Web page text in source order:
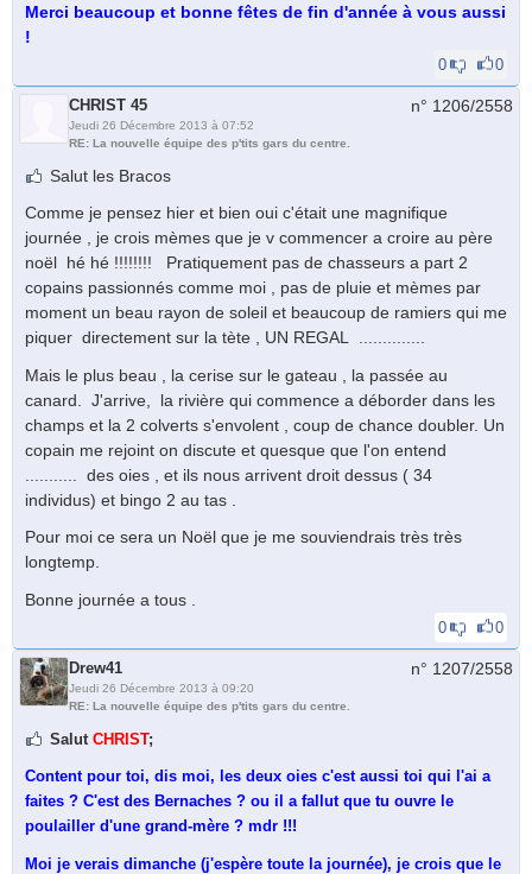
Merci beaucoup et bonne fêtes de fin d'année à vous aussi
!
0 0
CHRIST 45
Jeudi 26 Décembre 2013 à 07:52
RE: La nouvelle équipe des p'tits gars du centre.
n° 1206/2558
Salut les Bracos
Comme je pensez hier et bien oui c'était une magnifique
journée , je crois mèmes que je v commencer a croire au père
noël hé hé !!!!!!!! Pratiquement pas de chasseurs a part 2
copains passionnés comme moi , pas de pluie et mèmes par
moment un beau rayon de soleil et beaucoup de ramiers qui me
piquer directement sur la tète , UN REGAL ..............
Mais le plus beau , la cerise sur le gateau , la passée au
canard. J'arrive, la rivière qui commence a déborder dans les
champs et la 2 colverts s'envolent , coup de chance doubler. Un
copain me rejoint on discute et quesque que l'on entend
........... des oies , et ils nous arrivent droit dessus ( 34
individus) et bingo 2 au tas .
Pour moi ce sera un Noël que je me souviendrais très très
longtemp.
Bonne journée a tous .
0 0
Drew41
Jeudi 26 Décembre 2013 à 09:20
RE: La nouvelle équipe des p'tits gars du centre.
n° 1207/2558
Salut CHRIST;
Content pour toi, dis moi, les deux oies c'est aussi toi qui l'ai a
faites ? C'est des Bernaches ? ou il a fallut que tu ouvre le
poulailler d'une grand-mère ? mdr !!!
Moi je verais dimanche (j'espère toute la journée), je crois que le